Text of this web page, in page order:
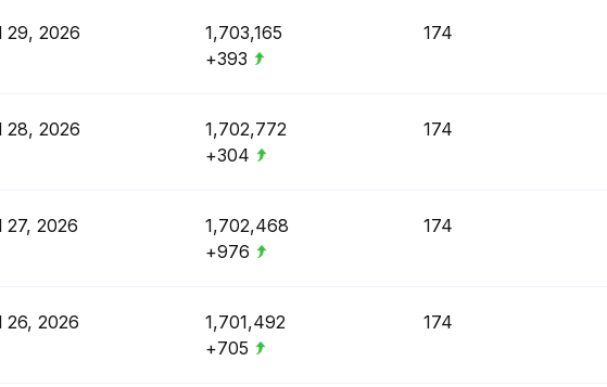
29, 2026
1,703,165
+393
174
28, 2026
1,702,772
+304
174
27, 2026
1,702,468
+976
174
26, 2026
1,701,492
+705
174